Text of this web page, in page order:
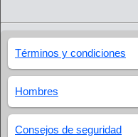
Términos y condiciones
Hombres
Consejos de seguridad